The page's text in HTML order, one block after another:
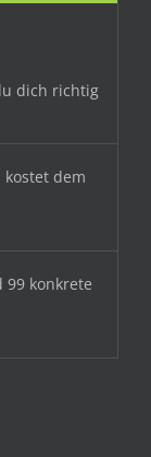
dich richtig
dem
99 konkrete